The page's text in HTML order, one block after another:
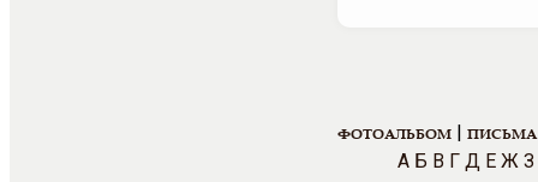
ФОТОАЛЬБОМ | ПИСЬМА
А Б В Г Д Е Ж З